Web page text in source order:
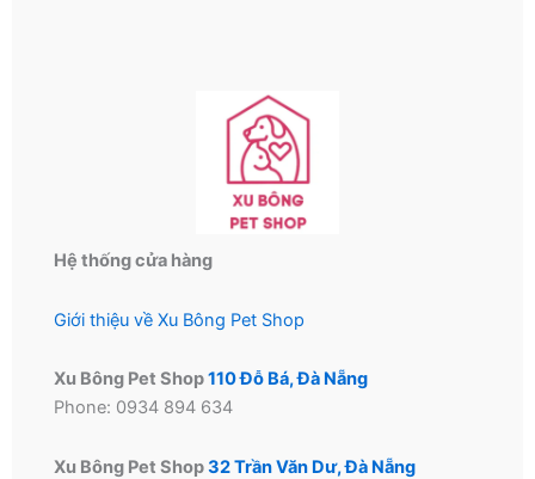
Hệ thống cửa hàng
Giới thiệu về Xu Bông Pet Shop
Xu Bông Pet Shop110 Đỗ Bá, Đà Nẵng
Phone: 0934 894 634
Xu Bông Pet Shop32 Trần Văn Dư, Đà Nẵng